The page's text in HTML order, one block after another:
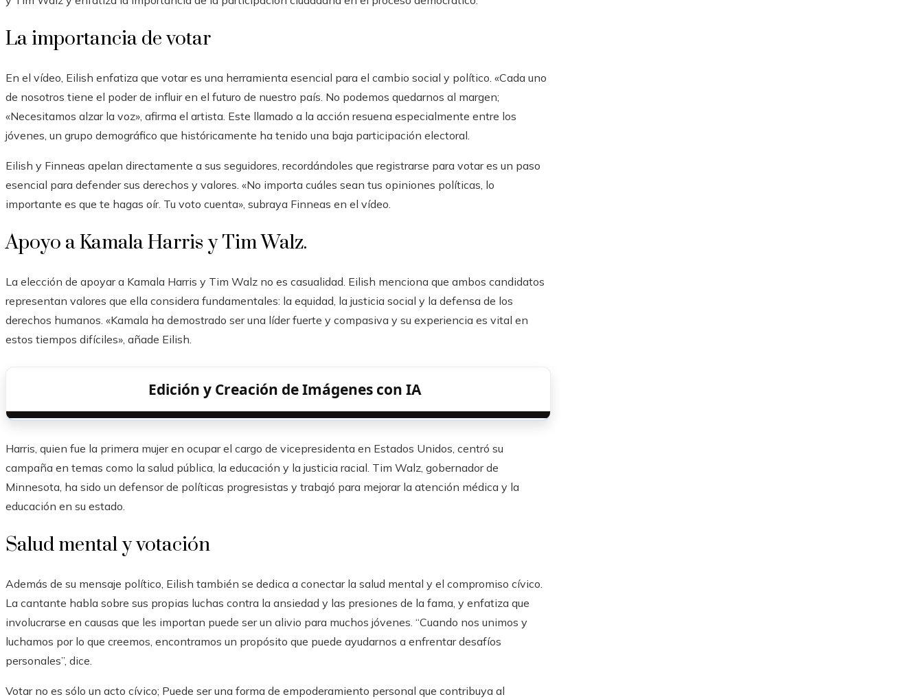
La importancia de votar
En el vídeo, Eilish enfatiza que votar es una herramienta esencial para el cambio social y político. «Cada uno
de nosotros tiene el poder de influir en el futuro de nuestro país. No podemos quedarnos al margen;
«Necesitamos alzar la voz», afirma el artista. Este llamado a la acción resuena especialmente entre los
jóvenes, un grupo demográfico que históricamente ha tenido una baja participación electoral.
Eilish y Finneas apelan directamente a sus seguidores, recordándoles que registrarse para votar es un paso
esencial para defender sus derechos y valores. «No importa cuáles sean tus opiniones políticas, lo
importante es que te hagas oír. Tu voto cuenta», subraya Finneas en el vídeo.
Apoyo a Kamala Harris y Tim Walz.
La elección de apoyar a Kamala Harris y Tim Walz no es casualidad. Eilish menciona que ambos candidatos
representan valores que ella considera fundamentales: la equidad, la justicia social y la defensa de los
derechos humanos. «Kamala ha demostrado ser una líder fuerte y compasiva y su experiencia es vital en
estos tiempos difíciles», añade Eilish.
Edición y Creación de Imágenes con IA
Harris, quien fue la primera mujer en ocupar el cargo de vicepresidenta en Estados Unidos, centró su
campaña en temas como la salud pública, la educación y la justicia racial. Tim Walz, gobernador de
Minnesota, ha sido un defensor de políticas progresistas y trabajó para mejorar la atención médica y la
educación en su estado.
Salud mental y votación
Además de su mensaje político, Eilish también se dedica a conectar la salud mental y el compromiso cívico.
La cantante habla sobre sus propias luchas contra la ansiedad y las presiones de la fama, y ​​enfatiza que
involucrarse en causas que les importan puede ser un alivio para muchos jóvenes. “Cuando nos unimos y
luchamos por lo que creemos, encontramos un propósito que puede ayudarnos a enfrentar desafíos
personales”, dice.
Votar no es sólo un acto cívico; Puede ser una forma de empoderamiento personal que contribuya al